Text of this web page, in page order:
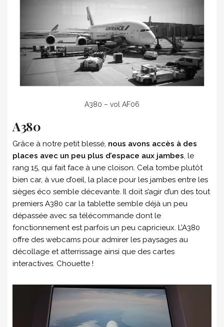
A380 – vol AF06
A380
Grâce à notre petit blessé, nous avons accès à des
places avec un peu plus d’espace aux jambes , le
rang 15, qui fait face à une cloison. Cela tombe plutôt
bien car, à vue d’oeil, la place pour les jambes entre les
sièges éco semble décevante. Il doit s’agir d’un des tout
premiers A380 car la tablette semble déjà un peu
dépassée avec sa télécommande dont le
fonctionnement est parfois un peu capricieux. L’A380
offre des webcams pour admirer les paysages au
décollage et atterrissage ainsi que des cartes
interactives. Chouette !